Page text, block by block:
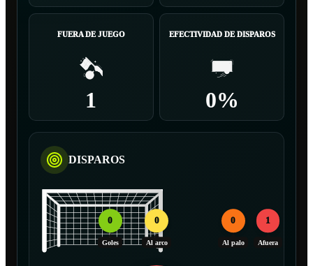
FUERA DE JUEGO
1
EFECTIVIDAD DE DISPAROS
0%
DISPAROS
0
Goles
0
Al arco
0
Al palo
1
Afuera